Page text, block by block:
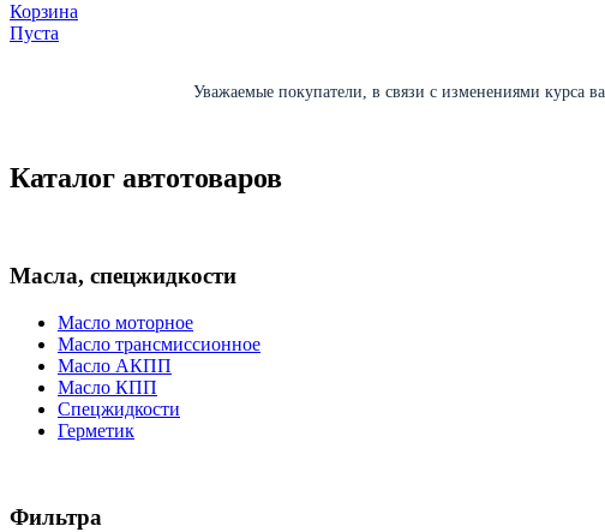
Корзина
Пуста
Уважаемые покупатели, в связи с изменениями курса
Каталог автотоваров
Масла, спецжидкости
Масло моторное
Масло трансмиссионное
Масло АКПП
Масло КПП
Спецжидкости
Герметик
Фильтра